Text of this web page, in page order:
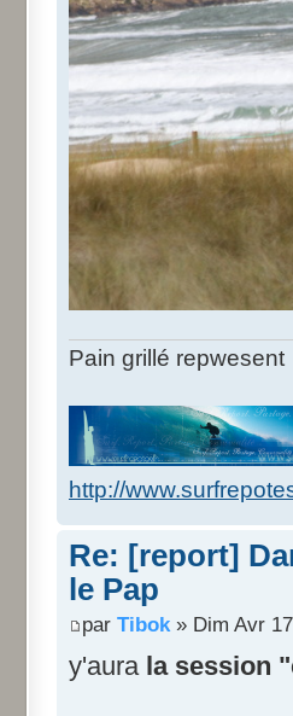
Pain grillé repwesent
http://
Re: [report]
le Pap
par Tibok » Dim Avr
y'aura la session